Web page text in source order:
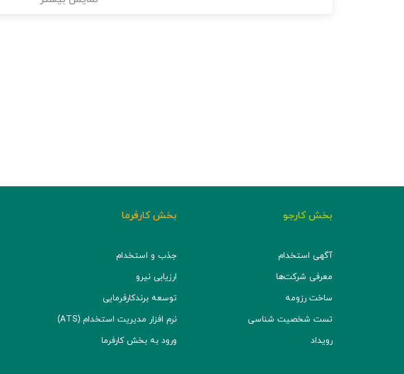
بخش کارجو
آگهی استخدام
معرفی شرکت‌ها
ساخت رزومه
تست شخصیت شناسی
رویداد
بخش کارفرما
جذب و استخدام
ارزیابی نیرو
توسعه برند‌کارفرمایی
نرم افزار مدیریت استخدام (ATS)
ورود به بخش کارفرما